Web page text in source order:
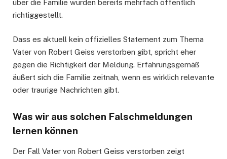
über die Familie wurden bereits mehrfach öffentlich
richtiggestellt.
Dass es aktuell kein offizielles Statement zum Thema
Vater von Robert Geiss verstorben gibt, spricht eher
gegen die Richtigkeit der Meldung. Erfahrungsgemäß
äußert sich die Familie zeitnah, wenn es wirklich relevante
oder traurige Nachrichten gibt.
Was wir aus solchen Falschmeldungen
lernen können
Der Fall Vater von Robert Geiss verstorben zeigt